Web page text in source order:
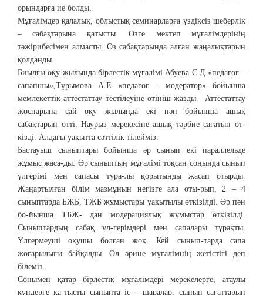
орындарға ие болды.
Мұғалімдер қалалық, облыстық семинарларға үздіксіз шеберлік
– сабақтарына қатысты. Өзге мектеп мұғалімдерінің
тәжірибесімен алмасты. Өз сабақтарында алған жаңалықтарын
қолданды.
Биылғы оқу жылында бірлестік мұғалімі Абуева С.Д «педагог –
сапапшы»,Тұрымова А.Е «педагог – модератор» бойынша
мемлекеттік аттестаттау тестілеуіне өтініш жазды. Аттестаттау
жоспарына сай оқу жылында екі пән бойынша ашық
сабақтарын өтті. Наурыз мерекесіне ашық тәрбие сағатын өт-
кізді. Алдағы уақытта сәттілік тілейміз.
Бастауыш сыныптары бойынша әр сынып екі параллельде
жұмыс жаса-ды. Әр сыныптың мұғалімі тоқсан соңында сынып
үлгерімі мен сапасы тура-лы қорытынды жасап отырды.
Жаңартылған білім мазмұнын негізге ала оты-рып, 2 – 4
сыныптарда БЖБ, ТЖБ жұмыстары уақытылы өткізілді. Әр пән
бо-йынша ТБЖ- дан модерациялық жұмыстар өткізілді.
Сыныптардың сабақ үл-герімдері мен сапалары тұрақты.
Үлгермеуші оқушы болған жоқ. Кей сынып-тарда сапа
жоғарылығы байқалды. Ол әрине мұғалімнің жетістігі деп
білеміз.
Сонымен қатар бірлестік мұғалімдері мерекелерге, атаулы
күндерге қа-тысты сыныпта іс – шаралар, сынып сағаттарын